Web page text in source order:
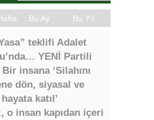
Bu Ay Bu Yıl
teklifi Adalet
YENİ Partili
insana ‘Silahını
dön, siyasal ve
katıl’
o insan kapıdan içeri